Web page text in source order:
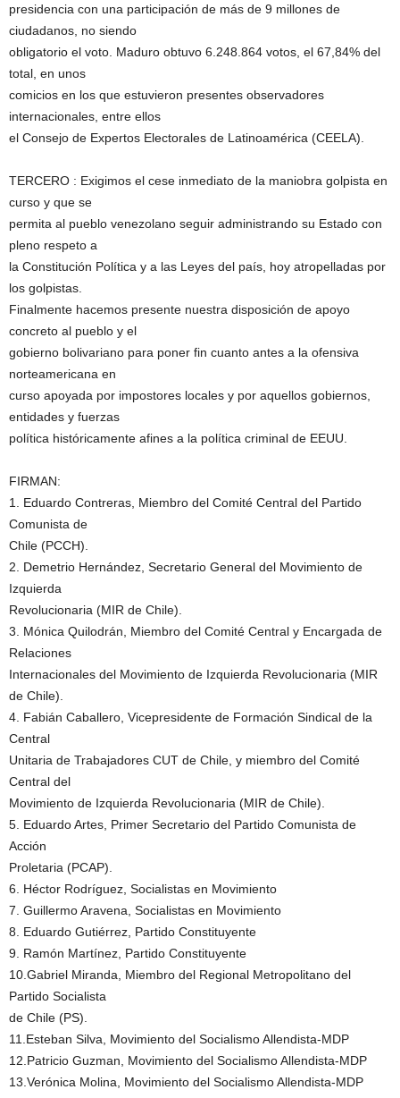
presidencia con una participación de más de 9 millones de
ciudadanos, no siendo
obligatorio el voto. Maduro obtuvo 6.248.864 votos, el 67,84% del
total, en unos
comicios en los que estuvieron presentes observadores
internacionales, entre ellos
el Consejo de Expertos Electorales de Latinoamérica (CEELA).
TERCERO : Exigimos el cese inmediato de la maniobra golpista en
curso y que se
permita al pueblo venezolano seguir administrando su Estado con
pleno respeto a
la Constitución Política y a las Leyes del país, hoy atropelladas por
los golpistas.
Finalmente hacemos presente nuestra disposición de apoyo
concreto al pueblo y el
gobierno bolivariano para poner fin cuanto antes a la ofensiva
norteamericana en
curso apoyada por impostores locales y por aquellos gobiernos,
entidades y fuerzas
política históricamente afines a la política criminal de EEUU.
FIRMAN:
1. Eduardo Contreras, Miembro del Comité Central del Partido
Comunista de
Chile (PCCH).
2. Demetrio Hernández, Secretario General del Movimiento de
Izquierda
Revolucionaria (MIR de Chile).
3. Mónica Quilodrán, Miembro del Comité Central y Encargada de
Relaciones
Internacionales del Movimiento de Izquierda Revolucionaria (MIR
de Chile).
4. Fabián Caballero, Vicepresidente de Formación Sindical de la
Central
Unitaria de Trabajadores CUT de Chile, y miembro del Comité
Central del
Movimiento de Izquierda Revolucionaria (MIR de Chile).
5. Eduardo Artes, Primer Secretario del Partido Comunista de
Acción
Proletaria (PCAP).
6. Héctor Rodríguez, Socialistas en Movimiento
7. Guillermo Aravena, Socialistas en Movimiento
8. Eduardo Gutiérrez, Partido Constituyente
9. Ramón Martínez, Partido Constituyente
10.Gabriel Miranda, Miembro del Regional Metropolitano del
Partido Socialista
de Chile (PS).
11.Esteban Silva, Movimiento del Socialismo Allendista-MDP
12.Patricio Guzman, Movimiento del Socialismo Allendista-MDP
13.Verónica Molina, Movimiento del Socialismo Allendista-MDP